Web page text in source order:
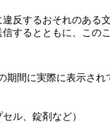
反するおそれのある
するとともに、この
期間に実際に表示され
ル、錠剤など）